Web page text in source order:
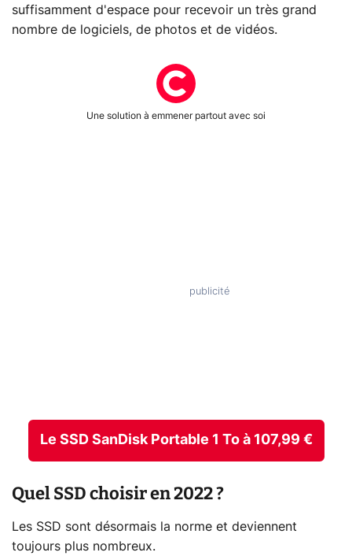
suffisamment d'espace pour recevoir un très grand
nombre de logiciels, de photos et de vidéos.
Une solution à emmener partout avec soi
Le SSD SanDisk Portable 1 To à 107,99 €
Quel SSD choisir en 2022 ?
Les SSD sont désormais la norme et deviennent
toujours plus nombreux.